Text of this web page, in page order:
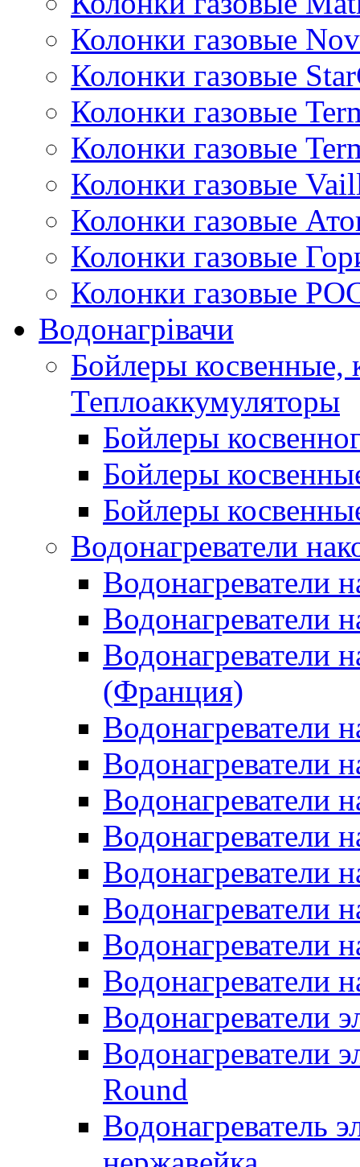
Колонки газовые
Колонки газовые
Колонки газовые
Колонки газовые
Колонки газовые
Колонки газовые
Колонки газовые
Колонки газовые
Водонагрівачи
Бойлеры косвенные,
Теплоаккумуляторы
Бойлеры
Бойлеры
Бойлеры
Водонагреватели
Водонагреватели
Водонагреватели
Водонагреватели
(Франция)
Водонагреватели
Водонагреватели
Водонагреватели
Водонагреватели
Водонагреватели
Водонагреватели
Водонагреватели
Водонагреватели
Водонагреватели
Водонагреватели
Round
Водонагреватель